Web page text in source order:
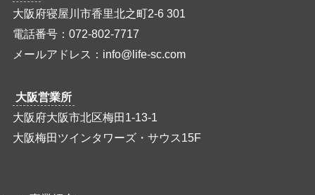
大阪府寝屋川市香里北之町2-6 301
電話番号：072-802-7717
メールアドレス：info@life-sc.com
大阪営業所
大阪府大阪市北区梅田1-13-1
大阪梅田ツインタワーズ・サウス15F